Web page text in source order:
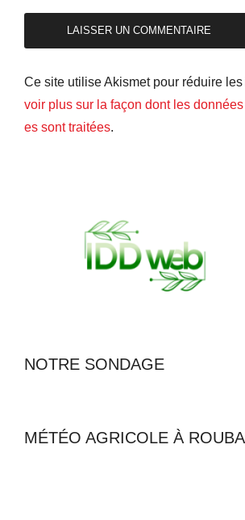
Ce site utilise Akismet pour réduire
voir plus sur la façon dont les
es sont traitées.
NOTRE SONDAGE
MÉTÉO AGRICOLE À